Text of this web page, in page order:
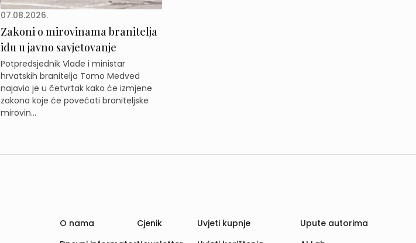
07.08.2026.
Zakoni o mirovinama branitelja
idu u javno savjetovanje
Potpredsjednik Vlade i ministar
hrvatskih branitelja Tomo Medved
najavio je u četvrtak kako će izmjene
zakona koje će povećati braniteljske
mirovin...
O nama
Cjenik
Uvjeti kupnje
Upute autorima